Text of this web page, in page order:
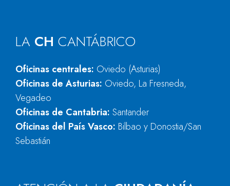
LA CH CANTÁBRICO
Oficinas centrales: Oviedo (Asturias)
Oficinas de Asturias: Oviedo, La Fresneda,
Vegadeo
Oficinas de Cantabria: Santander
Oficinas del País Vasco: Bilbao y Donostia/San
Sebastián